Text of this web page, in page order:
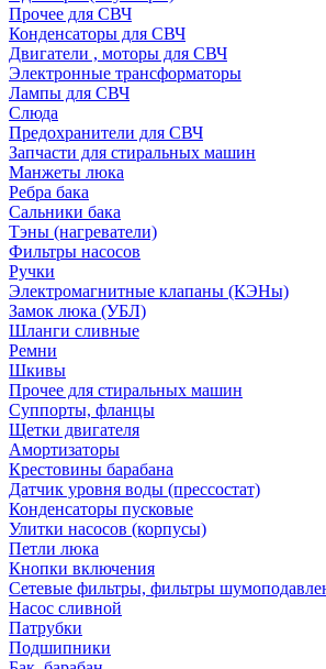
Прочее для СВЧ
Конденсаторы для СВЧ
Двигатели , моторы для СВЧ
Электронные трансформаторы
Лампы для СВЧ
Слюда
Предохранители для СВЧ
Запчасти для стиральных машин
Манжеты люка
Ребра бака
Сальники бака
Тэны (нагреватели)
Фильтры насосов
Ручки
Электромагнитные клапаны (КЭНы)
Замок люка (УБЛ)
Шланги сливные
Ремни
Шкивы
Прочее для стиральных машин
Суппорты, фланцы
Щетки двигателя
Амортизаторы
Крестовины барабана
Датчик уровня воды (прессостат)
Конденсаторы пусковые
Улитки насосов (корпусы)
Петли люка
Кнопки включения
Сетевые фильтры, фильтры
Насос сливной
Патрубки
Подшипники